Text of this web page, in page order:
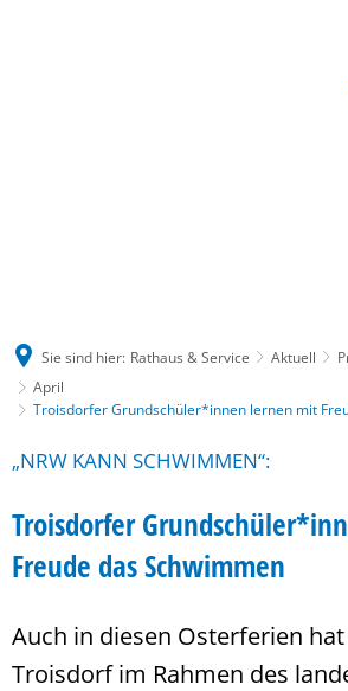
Sie sind hier: Rathaus & Service Aktuell
April
Troisdorfer Grundschüler*innen lernen mit
„NRW KANN SCHWIMMEN“:
Troisdorfer
Freude das Schwimmen
Auch in diesen Osterferien
Troisdorf im Rahmen des